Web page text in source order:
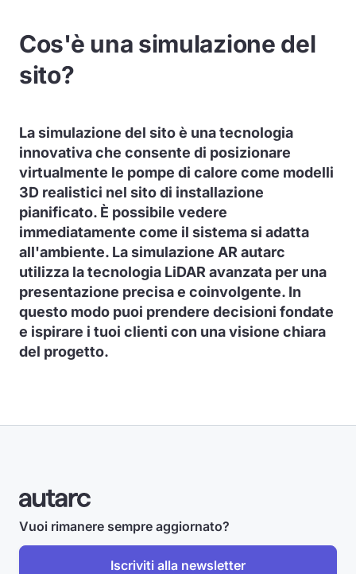
Cos'è una simulazione del
sito?
La simulazione del sito è una tecnologia
innovativa che consente di posizionare
virtualmente le pompe di calore come modelli
3D realistici nel sito di installazione
pianificato. È possibile vedere
immediatamente come il sistema si adatta
all'ambiente. La simulazione AR autarc
utilizza la tecnologia LiDAR avanzata per una
presentazione precisa e coinvolgente. In
questo modo puoi prendere decisioni fondate
e ispirare i tuoi clienti con una visione chiara
del progetto.
Vuoi rimanere sempre aggiornato?
Iscriviti alla newsletter